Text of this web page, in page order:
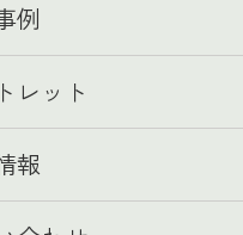
例
レット
報